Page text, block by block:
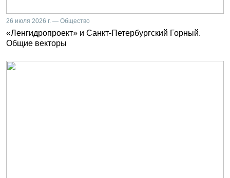
26 июля 2026 г. — Общество
«Ленгидропроект» и Санкт-Петербургский Горный.
Общие векторы